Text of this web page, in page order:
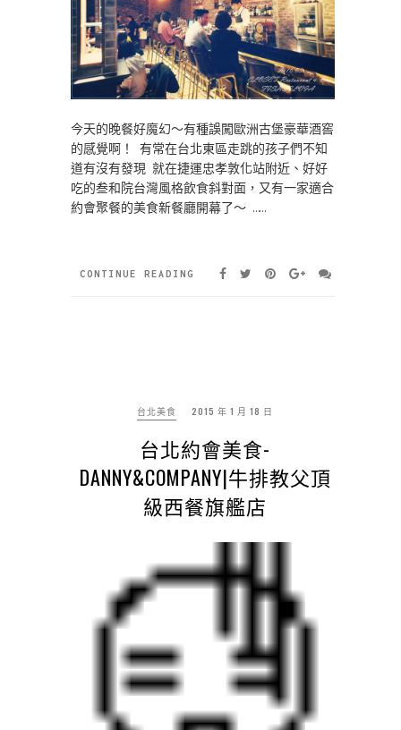
今天的晚餐好魔幻～有種誤闖歐洲古堡豪華酒窖
的感覺啊！ 有常在台北東區走跳的孩子們不知
道有沒有發現 就在捷運忠孝敦化站附近、好好
吃的叁和院台灣風格飲食斜對面，又有一家適合
約會聚餐的美食新餐廳開幕了～ ……
CONTINUE READING
台北美食 2015 年 1 月 18 日
台北約會美食-
DANNY&COMPANY|牛排教父頂
級西餐旗艦店